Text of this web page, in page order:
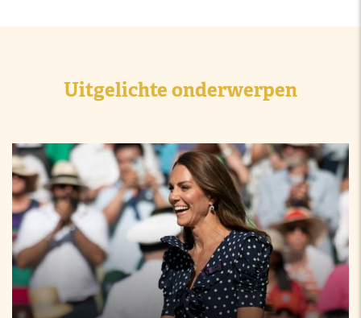
Uitgelichte onderwerpen